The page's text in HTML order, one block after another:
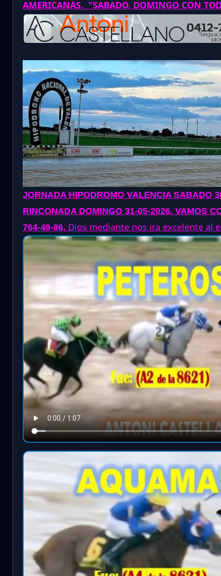
AMERICANAS. "SABADO, DOMINGO CON
JORNADA HIPODROMO VALENCIA SABADO
RINCONADA DOMINGO 31-05-2026. VAMOS
764-49-86. Dios mediante nos ira excelente al